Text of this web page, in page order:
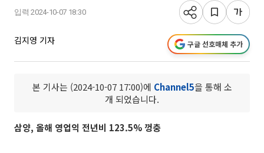
입력 2024-10-07 18:30
김지영 기자 구글 선호매체 추가
본 기사는 (2024-10-07 17:00)에 Channel5을 통해 소
개 되었습니다.
삼양, 올해 영업익 전년비 123.5% 껑충